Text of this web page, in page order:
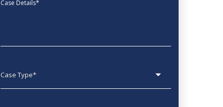
Message